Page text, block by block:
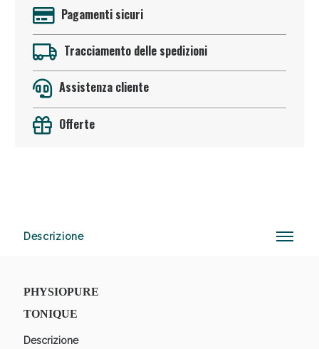
Pagamenti sicuri
Tracciamento delle spedizioni
Assistenza cliente
Offerte
Descrizione
PHYSIOPURE
TONIQUE
Descrizione
Anticellulite e Fanghi: Sconto fino al 40% valido
oggi!